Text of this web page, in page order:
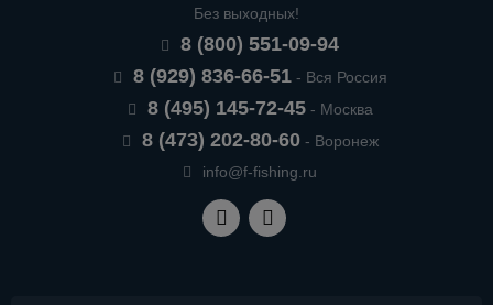
Без выходных!
8 (800) 551-09-94
8 (929) 836-66-51- Вся Россия
8 (495) 145-72-45- Москва
8 (473) 202-80-60- Воронеж
info@f-fishing.ru